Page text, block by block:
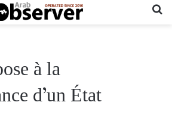
à la
d’un État